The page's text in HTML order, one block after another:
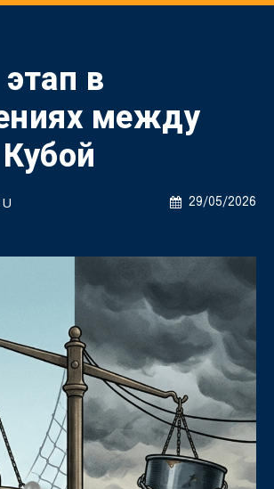
в
между
29/05/2026